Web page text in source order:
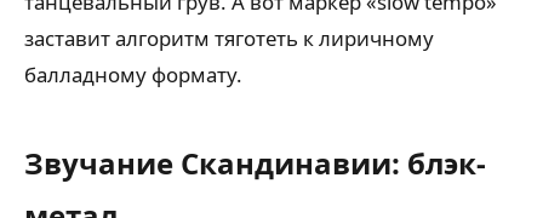
заставит алгоритм тяготеть к лиричному
балладному формату.
Звучание Скандинавии: блэк-